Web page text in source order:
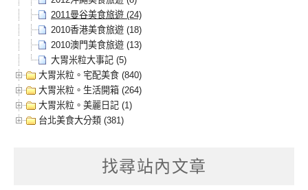
2011曼谷美食旅遊 (24)
2010香港美食旅遊 (18)
2010澳門美食旅遊 (13)
大胃米粒大事記 (5)
大胃米粒。宅配美食 (840)
大胃米粒。生活開箱 (264)
大胃米粒。美麗日記 (1)
台北美食大分類 (381)
找尋站內文章